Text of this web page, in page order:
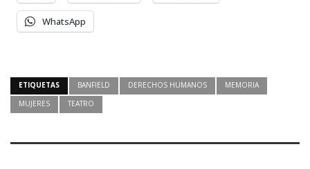
WhatsApp
ETIQUETAS BANFIELD DERECHOS HUMANOS
MEMORIA
MUJERES
TEATRO